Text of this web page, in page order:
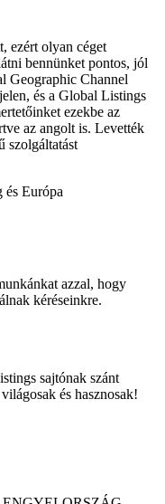
ezért olyan céget
bennünket pontos, jól
Geographic Channel
és a Global Listings
ezekbe az
az angolt is. Levették
szolgáltatást
Európa
azzal, hogy
kéréseinkre.
sajtónak szánt
és hasznosak!